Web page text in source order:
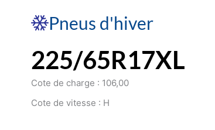
Pneus d'hiver
225/65R17XL
Cote de charge : 106,00
Cote de vitesse : H